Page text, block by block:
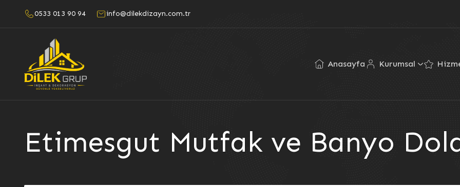
0533 013 90 94 info@dilekdizayn.com.tr
Anasayfa Kurumsal
Etimesgut Mutfak ve Banyo